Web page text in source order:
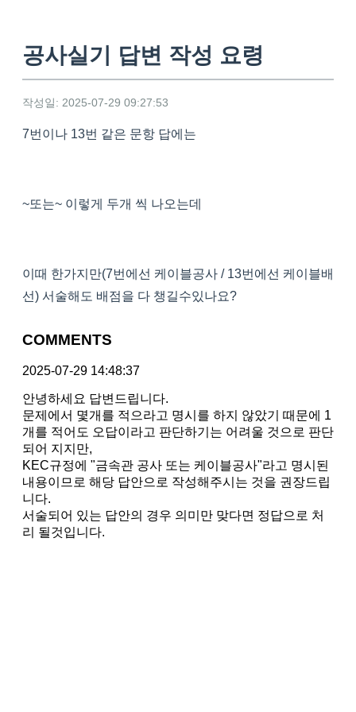
공사실기 답변 작성 요령
작성일: 2025-07-29 09:27:53
7번이나 13번 같은 문항 답에는
~또는~ 이렇게 두개 씩 나오는데
이때 한가지만(7번에선 케이블공사 / 13번에선 케이블배
선) 서술해도 배점을 다 챙길수있나요?
COMMENTS
2025-07-29 14:48:37
안녕하세요 답변드립니다.
문제에서 몇개를 적으라고 명시를 하지 않았기 때문에 1
개를 적어도 오답이라고 판단하기는 어려울 것으로 판단
되어 지지만,
KEC규정에 "금속관 공사 또는 케이블공사"라고 명시된
내용이므로 해당 답안으로 작성해주시는 것을 권장드립
니다.
서술되어 있는 답안의 경우 의미만 맞다면 정답으로 처
리 될것입니다.